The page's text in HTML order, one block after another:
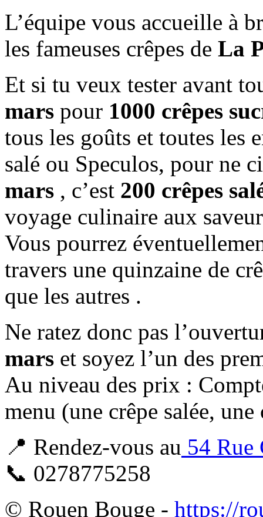
L’équipe vous accueille à
les fameuses crêpes de La
Et si tu veux tester avant
mars pour 1000 crêpes
tous les goûts et toutes les
salé ou Speculos, pour ne
mars , c’est 200 crêpes
voyage culinaire aux
Vous pourrez
travers une quinzaine de
que les autres .
Ne ratez donc pas
mars et soyez l’un des
Au niveau des prix :
menu (une crêpe salée,
📍 Rendez-vous au 54 Rue
📞 0278775258
© Rouen Bouge - https://